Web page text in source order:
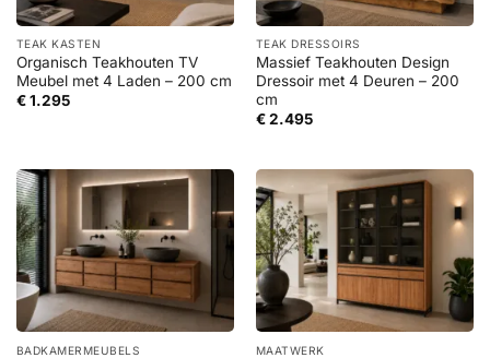
TEAK KASTEN
Organisch Teakhouten TV
Meubel met 4 Laden – 200 cm
€1.295
TEAK DRESSOIRS
Massief Teakhouten Design
Dressoir met 4 Deuren – 200
cm
€2.495
BADKAMERMEUBELS MAATWERK